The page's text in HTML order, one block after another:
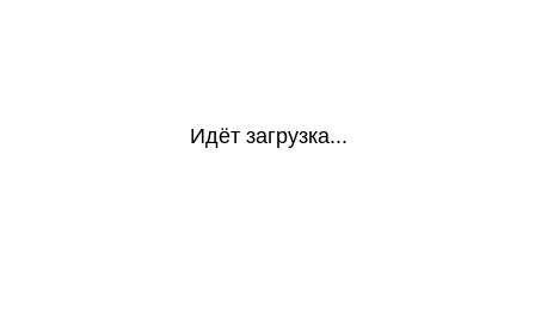
Идёт загрузка...